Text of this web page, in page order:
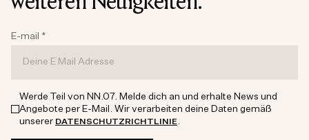
E-mail *
Werde Teil von NN.07. Melde dich an und erhalte News und
Angebote per E-Mail. Wir verarbeiten deine Daten gemäß
unserer DATENSCHUTZRICHTLINIE.